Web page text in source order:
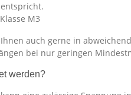
entspricht.
M3
auch gerne in
bei nur geringen
werden?